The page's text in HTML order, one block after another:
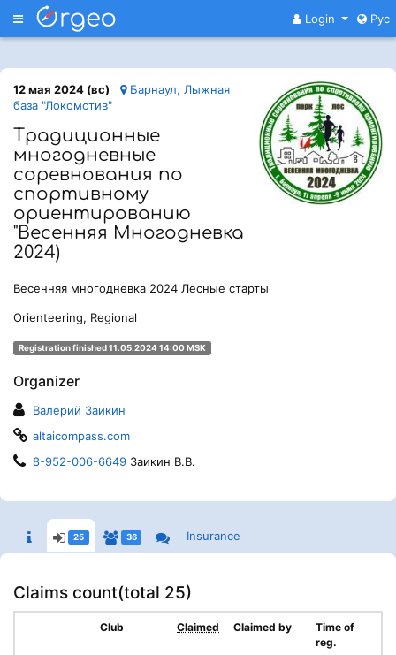
Меню Login Рус
12 мая 2024 (вс)
Барнаул, Лыжная
база "Локомотив"
Традиционные
многодневные
соревнования по
спортивному
ориентированию
"Весенняя Многодневка
2024)
Весенняя многодневка 2024 Лесные старты
Orienteering, Regional
Registration finished 11.05.2024 14:00 MSK
Organizer
Валерий Заикин
altaicompass.com
8-952-006-6649 Заикин В.В.
25 36 Insurance
Claims count(total 25)
Club Claimed Claimed by
Time of
reg.